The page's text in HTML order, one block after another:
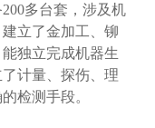
锡
机
器
多台套，涉及机
立了金加工、铆
独立完成机器生
计量、探伤、理
检测手段。